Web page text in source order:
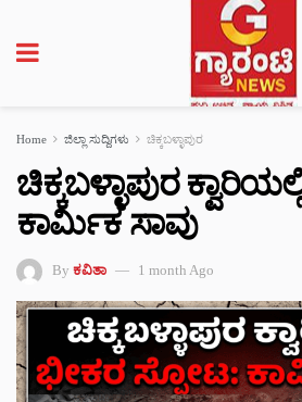
Home ಜಿಲ್ಲಾ ಸುದ್ದಿಗಳು ಚಿಕ್ಕಬಳ್ಳಾಪುರ
ಚಿಕ್ಕಬಳ್ಳಾಪುರ
ಕಾರ್ಮಿಕ ಸಾವು
By ಕವಿತಾ 1 month Ago